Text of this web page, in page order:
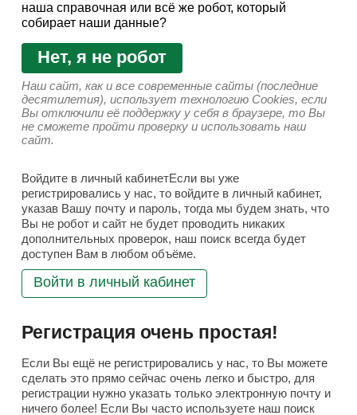
наша справочная или всё же робот, который
собирает наши данные?
Нет, я не робот
Наш сайт, как и все современные сайты (последние
десятилетия), использует технологию Cookies, если
Вы отключили её поддержку у себя в браузере, то Вы
не сможете пройти проверку и использовать наш
сайт.
Войдите в личный кабинетЕсли вы уже
регистрировались у нас, то войдите в личный кабинет,
указав Вашу почту и пароль, тогда мы будем знать, что
Вы не робот и сайт не будет проводить никаких
дополнительных проверок, наш поиск всегда будет
доступен Вам в любом объёме.
Войти в личный кабинет
Регистрация очень простая!
Если Вы ещё не регистрировались у нас, то Вы можете
сделать это прямо сейчас очень легко и быстро, для
регистрации нужно указать только электронную почту и
ничего более! Если Вы часто используете наш поиск